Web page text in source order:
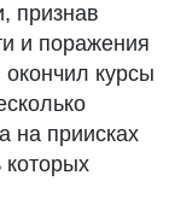
признав
и поражения
курсы
на приисках
которых